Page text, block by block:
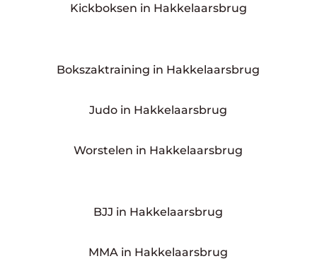
Kickboksen in Hakkelaarsbrug
Bokszaktraining in Hakkelaarsbrug
Judo in Hakkelaarsbrug
Worstelen in Hakkelaarsbrug
BJJ in Hakkelaarsbrug
MMA in Hakkelaarsbrug